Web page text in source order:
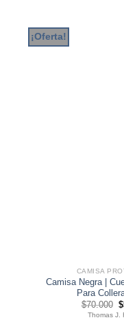
¡Oferta!
CAMISA
Camisa Negra |
Para
$70.000 $
Thomas J.